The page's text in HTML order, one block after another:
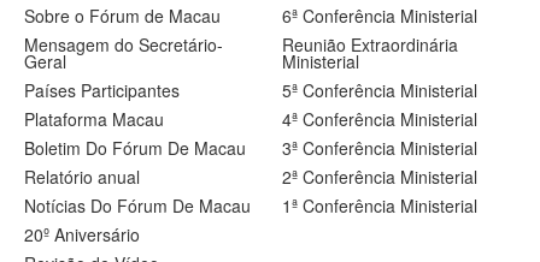
Sobre o Fórum de Macau
Mensagem do Secretário-
Geral
Países Participantes
Plataforma Macau
Boletim Do Fórum De Macau
Relatório anual
Notícias Do Fórum De Macau
20º Aniversário
6ª Conferência Ministerial
Reunião Extraordinária
Ministerial
5ª Conferência Ministerial
4ª Conferência Ministerial
3ª Conferência Ministerial
2ª Conferência Ministerial
1ª Conferência Ministerial